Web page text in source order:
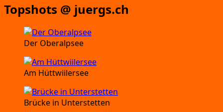
Topshots @ juergs.ch
Der Oberalpsee
Am Hüttwiilersee
Brücke in Unterstetten